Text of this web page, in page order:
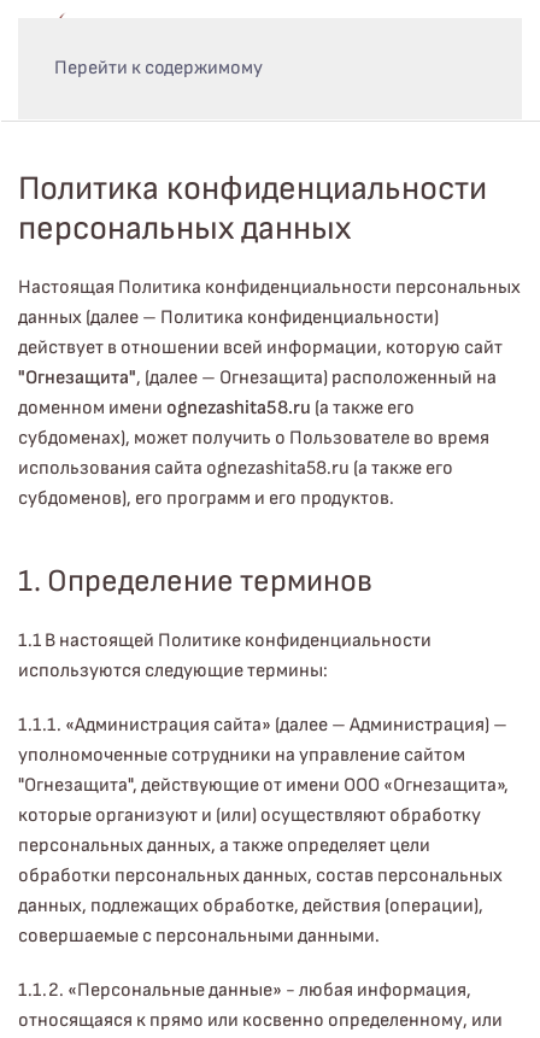
Перейти к содержимому
Политика конфиденциальности
персональных данных
Настоящая Политика конфиденциальности персональных
данных (далее – Политика конфиденциальности)
действует в отношении всей информации, которую сайт
"Огнезащита", (далее – Огнезащита) расположенный на
доменном имени ognezashita58.ru (а также его
субдоменах), может получить о Пользователе во время
использования сайта ognezashita58.ru (а также его
субдоменов), его программ и его продуктов.
1. Определение терминов
1.1 В настоящей Политике конфиденциальности
используются следующие термины:
1.1.1. «Администрация сайта» (далее – Администрация) –
уполномоченные сотрудники на управление сайтом
"Огнезащита", действующие от имени ООО «Огнезащита»,
которые организуют и (или) осуществляют обработку
персональных данных, а также определяет цели
обработки персональных данных, состав персональных
данных, подлежащих обработке, действия (операции),
совершаемые с персональными данными.
1.1.2. «Персональные данные» - любая информация,
относящаяся к прямо или косвенно определенному, или